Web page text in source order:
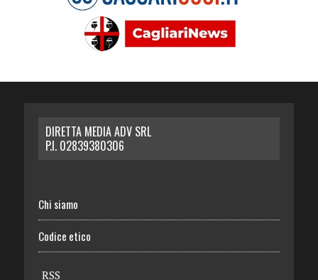
DIRETTA MEDIA ADV SRL
P.I. 02839380306
Chi siamo
Codice etico
RSS